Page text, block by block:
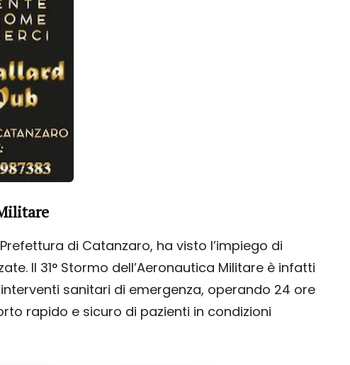
di Catanzaro, ha visto l’impiego di
Il 31° Stormo dell’Aeronautica Militare è infatti
sanitari di emergenza, operando 24 ore
rapido e sicuro di pazienti in condizioni